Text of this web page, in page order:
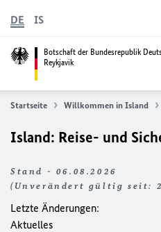
Botschaft der Bundesrepublik
Reykjavik
DE IS
Startseite Willkommen in Island
Island: Reise- und
Stand - 06.08.2026
(Unverändert gültig seit:
Letzte Änderungen:
Aktuelles